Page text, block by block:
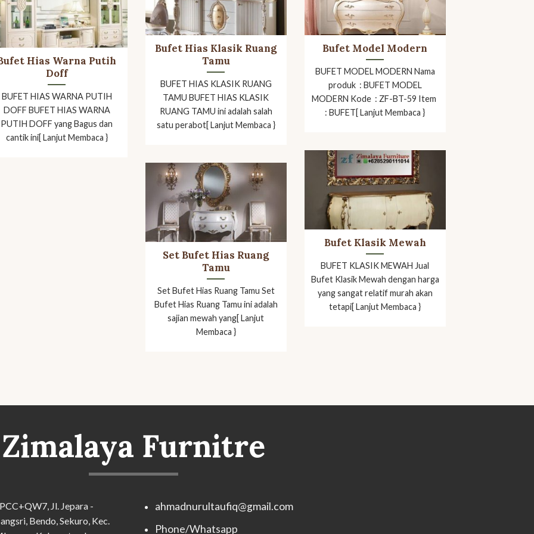
Bufet Hias Klasik Ruang
Tamu
BUFET HIAS KLASIK RUANG
TAMU BUFET HIAS KLASIK
RUANG TAMU ini adalah salah
satu perabot[ Lanjut Membaca }
Bufet Model Modern
BUFET MODEL MODERN Nama
produk : BUFET MODEL
MODERN Kode : ZF-BT-59 Item
: BUFET[ Lanjut Membaca }
Hias Warna Putih
Doff
BUFET HIAS WARNA PUTIH
DOFF BUFET HIAS WARNA
PUTIH DOFF yang Bagus dan
cantik ini[ Lanjut Membaca }
Bufet Klasik Mewah
BUFET KLASIK MEWAH Jual
Bufet Klasik Mewah dengan harga
yang sangat relatif murah akan
tetapi[ Lanjut Membaca }
Set Bufet Hias Ruang
Tamu
Set Bufet Hias Ruang Tamu Set
Bufet Hias Ruang Tamu ini adalah
sajian mewah yang[ Lanjut
Membaca }
Zimalaya Furnitre
Jl. Jepara -
Bendo, Sekuro, Kec.
ahmadnurultaufiq@gmail.com
Phone/Whatsapp